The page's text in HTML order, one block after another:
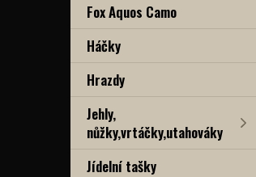
Fox Aquos Camo
Háčky
Hrazdy
Jehly,
nůžky,vrtáčky,utahováky
Jídelní tašky